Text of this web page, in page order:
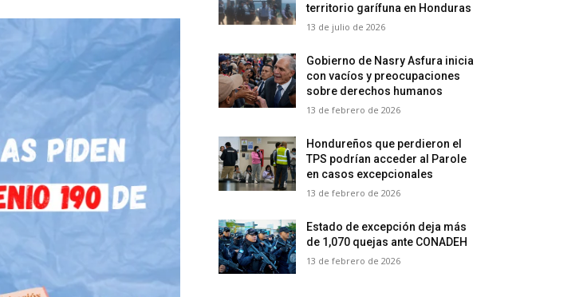
territorio garífuna en Honduras
13 de julio de 2026
Gobierno de Nasry Asfura inicia
con vacíos y preocupaciones
sobre derechos humanos
13 de febrero de 2026
Hondureños que perdieron el
TPS podrían acceder al Parole
en casos excepcionales
13 de febrero de 2026
Estado de excepción deja más
de 1,070 quejas ante CONADEH
13 de febrero de 2026